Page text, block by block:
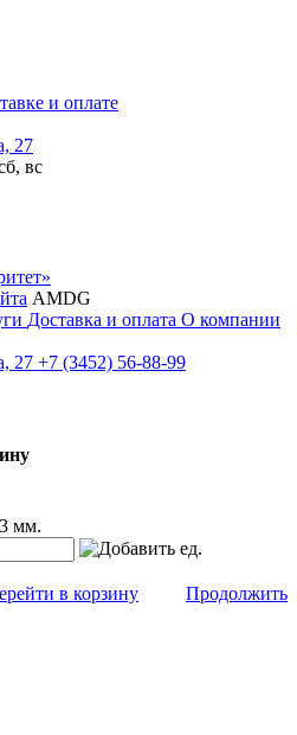
и оплате
27
вс
AMDG
Доставка и оплата О компании
27 +7 (3452) 56-88-99
мм.
ед.
в корзину
Продолжить